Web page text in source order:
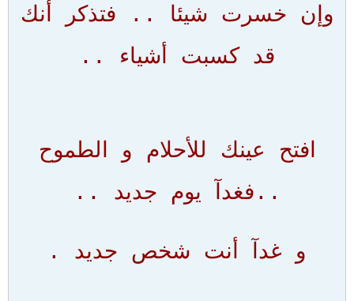
وإن خسرت شيئا .. فتذكر أنك
قد كسبت أشياء ..
افتح عينك للأحلام و الطموح
..فغدآ يوم جديد ..
و غدآ أنت شخص جديد .